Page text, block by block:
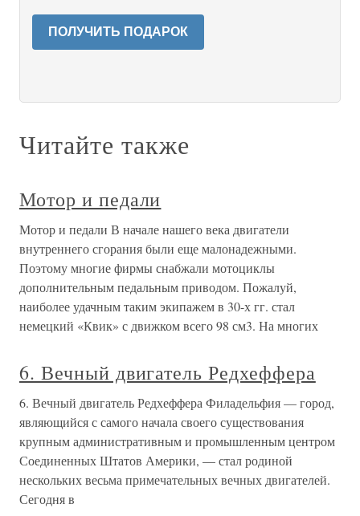
ПОЛУЧИТЬ ПОДАРОК
Читайте также
Мотор и педали
Мотор и педали В начале нашего века двигатели
внутреннего сгорания были еще малонадежными.
Поэтому многие фирмы снабжали мотоциклы
дополнительным педальным приводом. Пожалуй,
наиболее удачным таким экипажем в 30-х гг. стал
немецкий «Квик» с движком всего 98 см3. На многих
6. Вечный двигатель Редхеффера
6. Вечный двигатель Редхеффера Филадельфия — город,
являющийся с самого начала своего существования
крупным административным и промышленным центром
Соединенных Штатов Америки, — стал родиной
нескольких весьма примечательных вечных двигателей.
Сегодня в